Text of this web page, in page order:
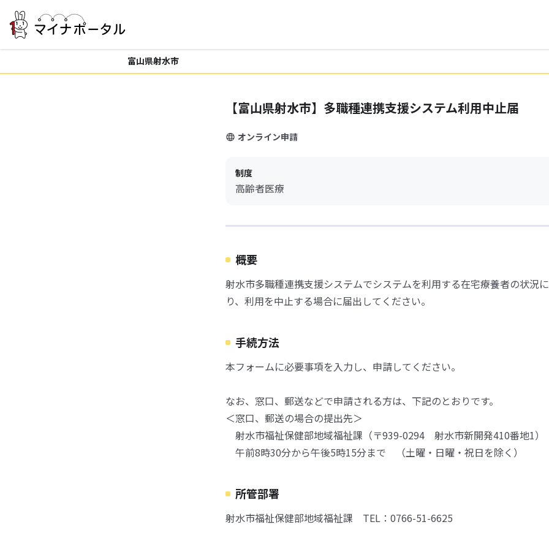
富山県射水市
【富山県射水市】多職種連携支援システム利用中止届
オンライン申請
制度
高齢者医療
概要
射水市多職種連携支援システムでシステムを利用する在宅療養者の状況
り、利用を中止する場合に届出してください。
手続方法
本フォームに必要事項を入力し、申請してください。
なお、窓口、郵送などで申請される方は、下記のとおりです。
＜窓口、郵送の場合の提出先＞
射水市福祉保健部地域福祉課（〒939-0294 射水市新開発410番地1）
午前8時30分から午後5時15分まで （土曜・日曜・祝日を除く）
所管部署
射水市福祉保健部地域福祉課 TEL：0766-51-6625